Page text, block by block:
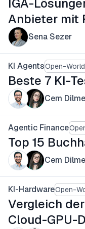
IGA-
Anbieter mit
Sena Sezer
KI AgentsOpen-
Beste 7 KI-
Cem
Agentic Finance
Top 15
Cem
KI-HardwareOpen-
Vergleich
Cloud-GPU-